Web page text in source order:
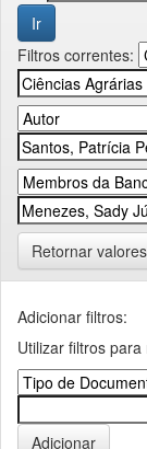
Filtros correntes:
Retornar valores
Adicionar filtros:
Utilizar filtros